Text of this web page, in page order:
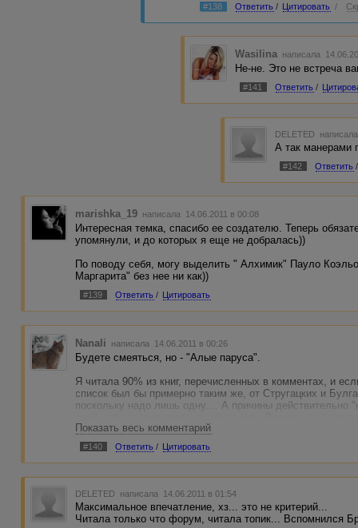
#138 Ответить / Цитировать /
Wasilina написала
Не-не. Это не встреча
#141 Ответить /
DELETED
А так манерами
#142 Ответить /
marishka_19 написала 14.06.2011 в 00:08
Интересная темка, спасибо ее создателю. Теперь
упомянули, и до которых я еще не добралась))
По поводу себя, могу выделить " Алхимик" Пауло
Маргарита" без нее ни как))
#139 Ответить / Цитировать
Nanali написала 14.06.2011 в 00:26
Будете смеяться, но - "Алые паруса".
Я читала 90% из книг, перечисленных в комментах, и
список был бы примерно таким же, от Стругацких и
поскольку надо лишь одну.... А причины действительно
доминирует какая-то одна эмоция (или группа эмоций);
удалось создать сумасшедший сплав практически из
доступных человеку. Вот, начинаешь пытаться
словами - и все рассыпается....
Подчеркиваю - это лишь мое мнение.
Показать весь комментарий
#140 Ответить / Цитировать
DELETED написала 14.06.2011 в 01:54
Максимальное впечатление, хз... это не критерий...
Читала только что форум, читала топик... Вспомнился